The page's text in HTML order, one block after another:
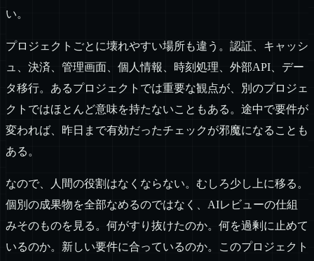
い。
プロジェクトごとに壊れやすい場所も違う。認証、キャッシ
ュ、決済、管理画面、個人情報、時刻処理、外部API、デー
タ移行。あるプロジェクトでは重要な観点が、別のプロジェ
クトではほとんど意味を持たないこともある。途中で要件が
変われば、昨日まで有効だったチェックが邪魔になることも
ある。
なので、人間の役割はなくならない。むしろ少し上に移る。
個別の成果物を全部なめるのではなく、AIレビューの仕組
みそのものを見る。何がすり抜けたのか。何を過剰に止めて
いるのか。新しい要件に合っているのか。このプロジェクト